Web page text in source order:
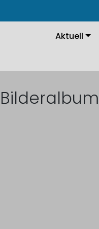
Bilderalbum
Aktuell